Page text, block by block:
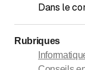
Dans le
Rubriques